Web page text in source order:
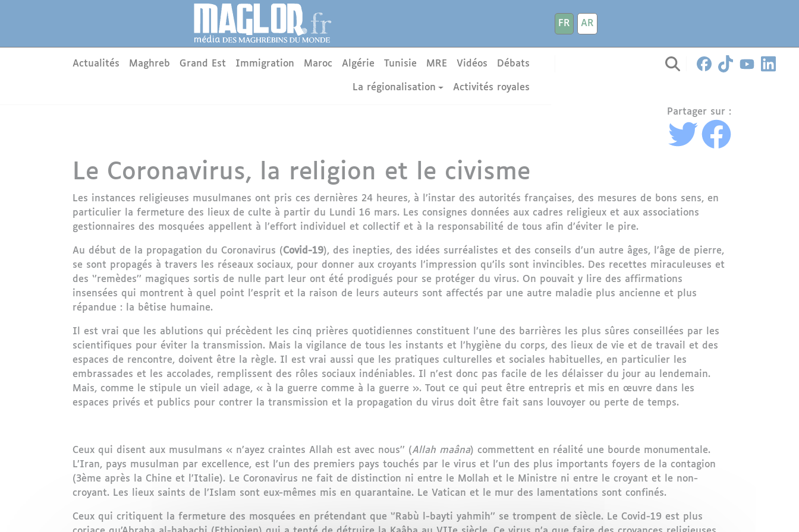
FR
AR
Main menu
Actualités Maghreb Grand Est Immigration Maroc Algérie Tunisie MRE Vidéos Débats
La régionalisation Activités royales
Partager sur :
Le Coronavirus, la religion et le civisme
Les instances religieuses musulmanes ont pris ces dernières 24 heures, à l’instar des autorités françaises, des mesures de bons sens, en
particulier la fermeture des lieux de culte à partir du Lundi 16 mars. Les consignes données aux cadres religieux et aux associations
gestionnaires des mosquées appellent à l’effort individuel et collectif et à la responsabilité de tous afin d’éviter le pire.
Au début de la propagation du Coronavirus (Covid-19), des inepties, des idées surréalistes et des conseils d’un autre âges, l’âge de pierre,
se sont propagés à travers les réseaux sociaux, pour donner aux croyants l’impression qu’ils sont invincibles. Des recettes miraculeuses et
des ‘’remèdes’’ magiques sortis de nulle part leur ont été prodigués pour se protéger du virus. On pouvait y lire des affirmations
insensées qui montrent à quel point l’esprit et la raison de leurs auteurs sont affectés par une autre maladie plus ancienne et plus
répandue : la bêtise humaine.
Il est vrai que les ablutions qui précèdent les cinq prières quotidiennes constituent l’une des barrières les plus sûres conseillées par les
scientifiques pour éviter la transmission. Mais la vigilance de tous les instants et l’hygiène du corps, des lieux de vie et de travail et des
espaces de rencontre, doivent être la règle. Il est vrai aussi que les pratiques culturelles et sociales habituelles, en particulier les
embrassades et les accolades, remplissent des rôles sociaux indéniables. Il n’est donc pas facile de les délaisser du jour au lendemain.
Mais, comme le stipule un vieil adage, « à la guerre comme à la guerre ». Tout ce qui peut être entrepris et mis en œuvre dans les
espaces privés et publics pour contrer la transmission et la propagation du virus doit être fait sans louvoyer ou perte de temps.
Ceux qui disent aux musulmans « n’ayez craintes Allah est avec nous’’ (Allah maâna) commettent en réalité une bourde monumentale.
L’Iran, pays musulman par excellence, est l’un des premiers pays touchés par le virus et l’un des plus importants foyers de la contagion
(3ème après la Chine et l’Italie). Le Coronavirus ne fait de distinction ni entre le Mollah et le Ministre ni entre le croyant et le non-
croyant. Les lieux saints de l’Islam sont eux-mêmes mis en quarantaine. Le Vatican et le mur des lamentations sont confinés.
Ceux qui critiquent la fermeture des mosquées en prétendant que ‘’Rabù l-bayti yahmih’’ se trompent de siècle. Le Covid-19 est plus